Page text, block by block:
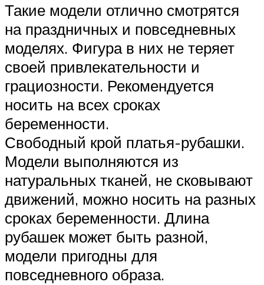
Такие модели отлично смотрятся
на праздничных и повседневных
моделях. Фигура в них не теряет
своей привлекательности и
грациозности. Рекомендуется
носить на всех сроках
беременности.
Свободный крой платья-рубашки.
Модели выполняются из
натуральных тканей, не сковывают
движений, можно носить на разных
сроках беременности. Длина
рубашек может быть разной,
модели пригодны для
повседневного образа.